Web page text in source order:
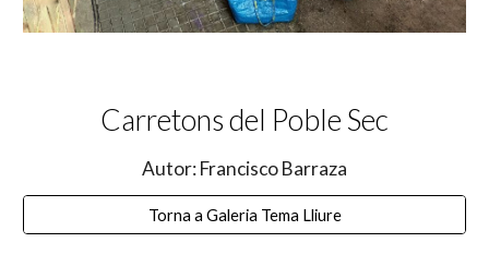
Carretons del Poble Sec
Autor: Francisco Barraza
Torna a Galeria Tema Lliure